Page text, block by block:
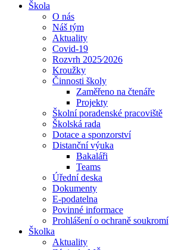
Škola
O nás
Náš tým
Aktuality
Covid-19
Rozvrh 2025⁄2026
Kroužky
Činnosti školy
Zaměřeno na čtenáře
Projekty
Školní poradenské pracoviště
Školská rada
Dotace a sponzorství
Distanční výuka
Bakaláři
Teams
Úřední deska
Dokumenty
E-podatelna
Povinné informace
Prohlášení o ochraně soukromí
Školka
Aktuality